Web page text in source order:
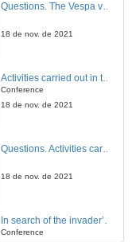
Questions. The Vespa velutina nigrithorax in Portugal. Spatio-temporal analysis and modelling dispersion throughout the territory
18 de nov. de 2021
Conference
18 de nov. de 2021
Questions. Activities carried out in the Basque Country for the control of Asian hornet (Vespa velutina)
18 de nov. de 2021
Conference